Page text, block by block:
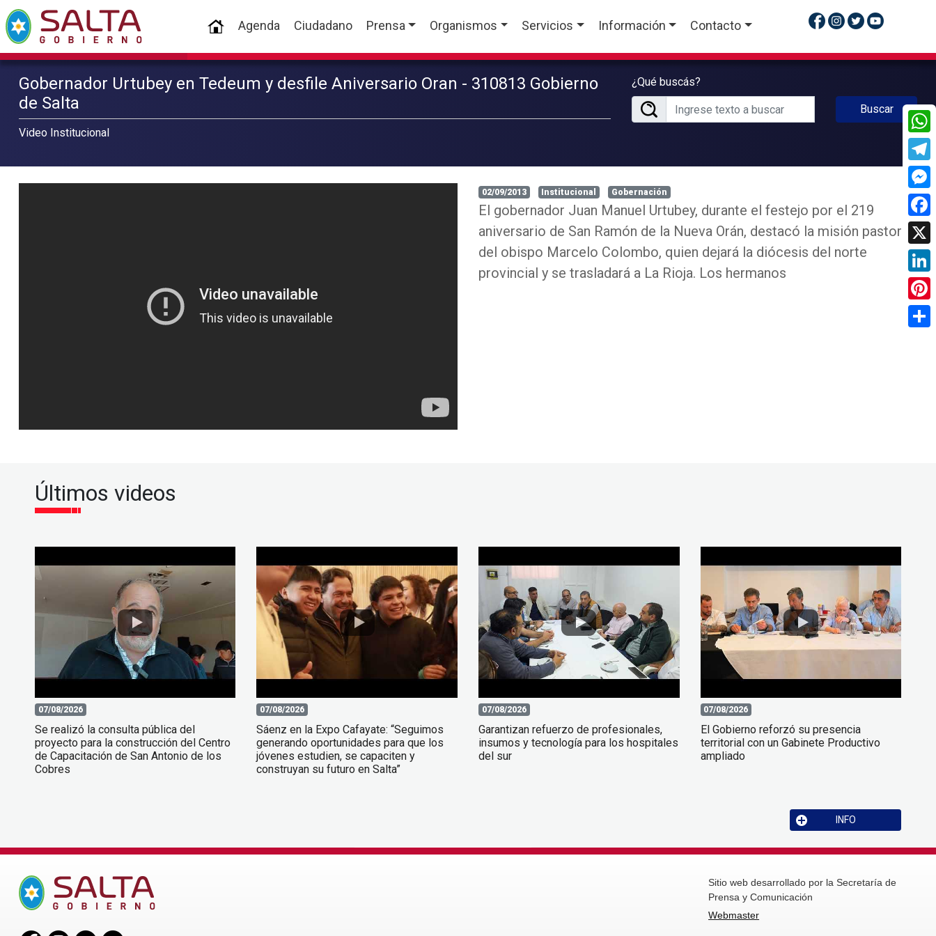
(current)
Agenda Ciudadano Prensa Organismos Servicios Información Contacto
Gobernador Urtubey en Tedeum y desfile Aniversario Oran - 310813 Gobierno
de Salta
Video Institucional
¿Qué buscás?
Buscar
02/09/2013 Institucional Gobernación
El gobernador Juan Manuel Urtubey, durante el festejo por el 219
aniversario de San Ramón de la Nueva Orán, destacó la misión pastoral
del obispo Marcelo Colombo, quien dejará la diócesis del norte
provincial y se trasladará a La Rioja. Los hermanos
Últimos videos
07/08/2026
Se realizó la consulta pública del
proyecto para la construcción del Centro
de Capacitación de San Antonio de los
Cobres
07/08/2026
Sáenz en la Expo Cafayate: “Seguimos
generando oportunidades para que los
jóvenes estudien, se capaciten y
construyan su futuro en Salta”
07/08/2026
Garantizan refuerzo de profesionales,
insumos y tecnología para los hospitales
del sur
07/08/2026
El Gobierno reforzó su presencia
territorial con un Gabinete Productivo
ampliado
INFO
Sitio web desarrollado por la Secretaría de
Prensa y Comunicación
Webmaster
X